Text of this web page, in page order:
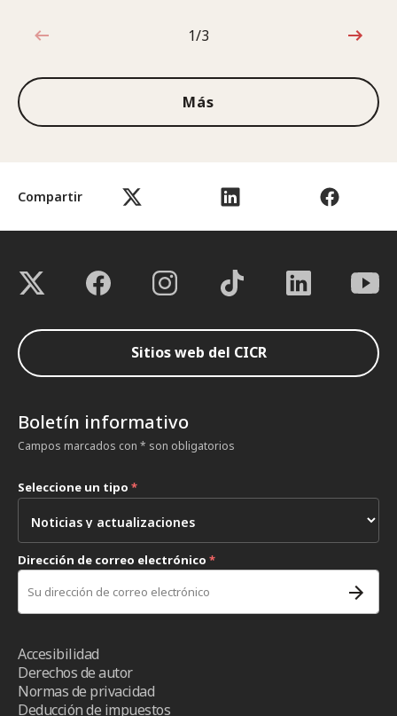
Compartir
1de3
1/3
Más
Sitios web del CICR
Boletín informativo
Campos marcados con * son obligatorios
Seleccione un tipo *
Dirección de correo electrónico *
Accesibilidad
Derechos de autor
Normas de privacidad
Deducción de impuestos